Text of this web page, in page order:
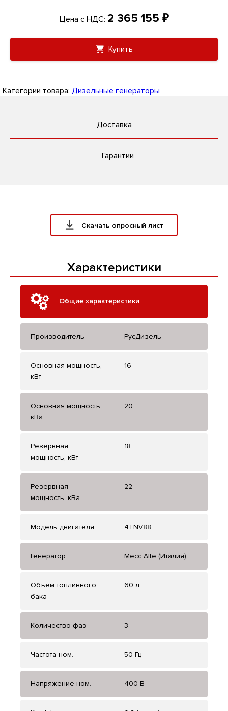
Цена с НДС: 2 365 155 ₽
Купить
Категории товара: Дизельные генераторы
Доставка
Гарантии
Скачать опросный лист
Характеристики
Общие характеристики
Производитель РусДизель
Основная мощность,
кВт
16
Основная мощность,
кВа
20
Резервная
мощность, кВт
18
Резервная
мощность, кВа
22
Модель двигателя 4TNV88
Генератор Mecc Alte (Италия)
Объем топливного
бака
60 л
Количество фаз 3
Частота ном. 50 Гц
Напряжение ном. 400 В